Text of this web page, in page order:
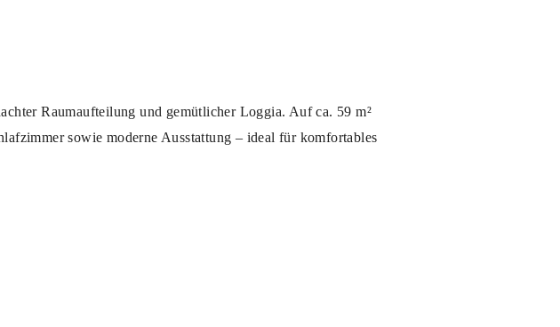
Raumaufteilung und gemütlicher Loggia. Auf ca. 59 m²
sowie moderne Ausstattung – ideal für komfortables